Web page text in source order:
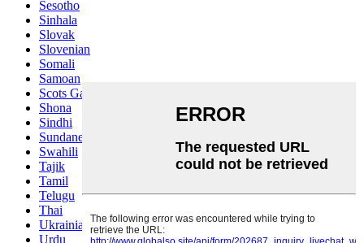
Sesotho
Sinhala
Slovak
Slovenian
Somali
Samoan
Scots Gaelic
Shona
Sindhi
Sundanese
Swahili
Tajik
Tamil
Telugu
Thai
Ukrainian
Urdu